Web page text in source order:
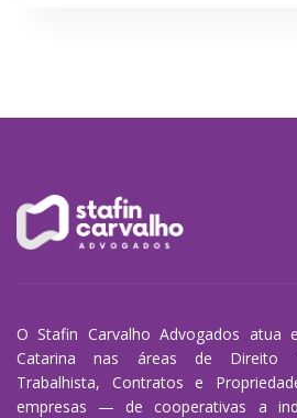
O Stafin Carvalho Advogados atua
Catarina nas áreas de Direito
Trabalhista, Contratos e
empresas — de cooperativas a